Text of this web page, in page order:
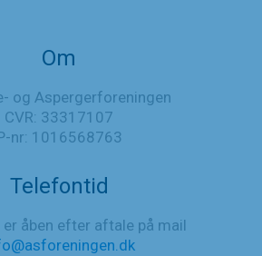
Om
og Aspergerforeningen
CVR: 33317107
nr: 1016568763
Telefontid
åben efter aftale på mail